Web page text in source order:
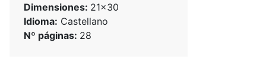
Dimensiones: 21x30
Idioma: Castellano
Nº páginas: 28